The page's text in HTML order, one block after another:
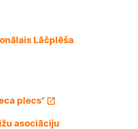
Lāčplēša
plecs”
asociāciju